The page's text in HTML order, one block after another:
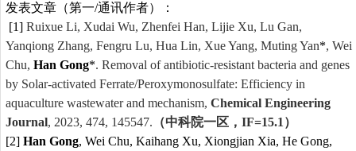
发表文章（第一/通讯作者）：
[1] Ruixue Li, Xudai Wu, Zhenfei Han, Lijie Xu, Lu Gan,
Yanqiong Zhang, Fengru Lu, Hua Lin, Xue Yang, Muting Yan*, Wei
Chu, Han Gong*. Removal of antibiotic-resistant bacteria and genes
by Solar-activated Ferrate/Peroxymonosulfate: Efficiency in
aquaculture wastewater and mechanism, Chemical Engineering
Journal, 2023, 474, 145547. （中科院一区， IF=15.1）
[2] Han Gong, Wei Chu, Kaihang Xu, Xiongjian Xia, He Gong,